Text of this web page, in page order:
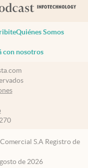
Quiénes Somos
con nosotros
S.A Registro de
de 2026